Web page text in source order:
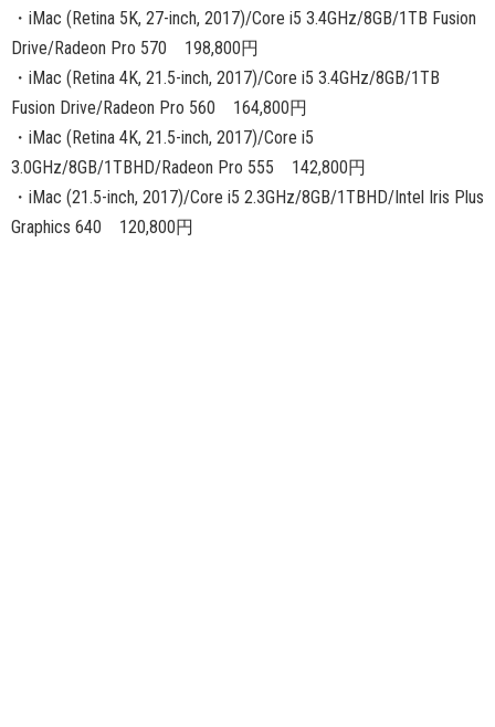
・iMac (Retina 5K, 27-inch, 2017)/Core i5 3.4GHz/8GB/1TB Fusion
Drive/Radeon Pro 570 198,800円
・iMac (Retina 4K, 21.5-inch, 2017)/Core i5 3.4GHz/8GB/1TB
Fusion Drive/Radeon Pro 560 164,800円
・iMac (Retina 4K, 21.5-inch, 2017)/Core i5
3.0GHz/8GB/1TBHD/Radeon Pro 555 142,800円
・iMac (21.5-inch, 2017)/Core i5 2.3GHz/8GB/1TBHD/Intel Iris Plus
Graphics 640 120,800円